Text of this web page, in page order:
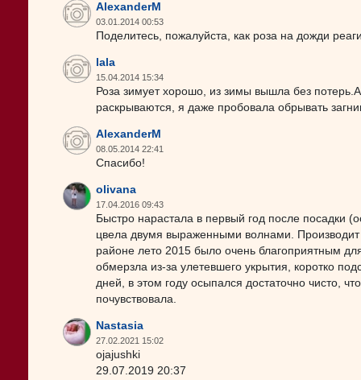
AlexanderM
03.01.2014 00:53
Поделитесь, пожалуйста, как роза на дожди
lala
15.04.2014 15:34
Роза зимует хорошо, из зимы вышла без
раскрываются, я даже пробовала обрывать
AlexanderM
08.05.2014 22:41
Спасибо!
olivana
17.04.2016 09:43
Быстро нарастала в первый год после посадки
цвела двумя выраженными волнами. Производит
районе лето 2015 было очень благоприятным
обмерзла из-за улетевшего укрытия, коротко
дней, в этом году осыпался достаточно чисто,
почувствовала.
Nastasia
27.02.2021 15:02
ojajushki
29.07.2019 20:37